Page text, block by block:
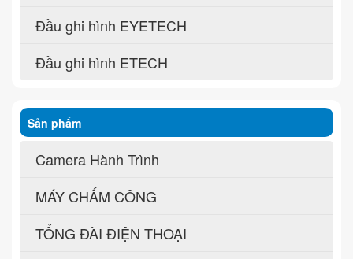
Đầu ghi hình EYETECH
Đầu ghi hình ETECH
Sản phẩm
Camera Hành Trình
MÁY CHẤM CÔNG
TỔNG ĐÀI ĐIỆN THOẠI